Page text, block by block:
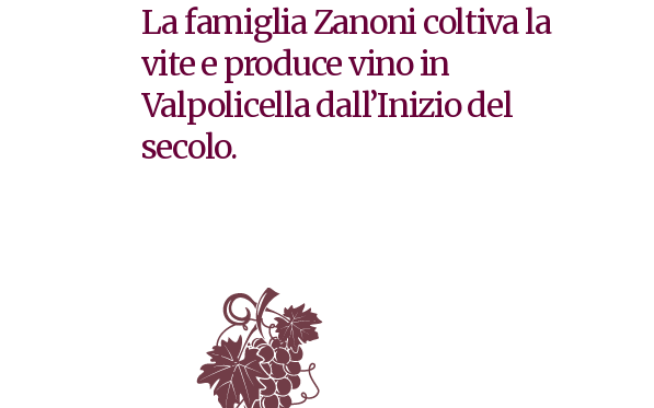
La famiglia Zanoni coltiva la
vite e produce vino in
Valpolicella dall’Inizio del
secolo.